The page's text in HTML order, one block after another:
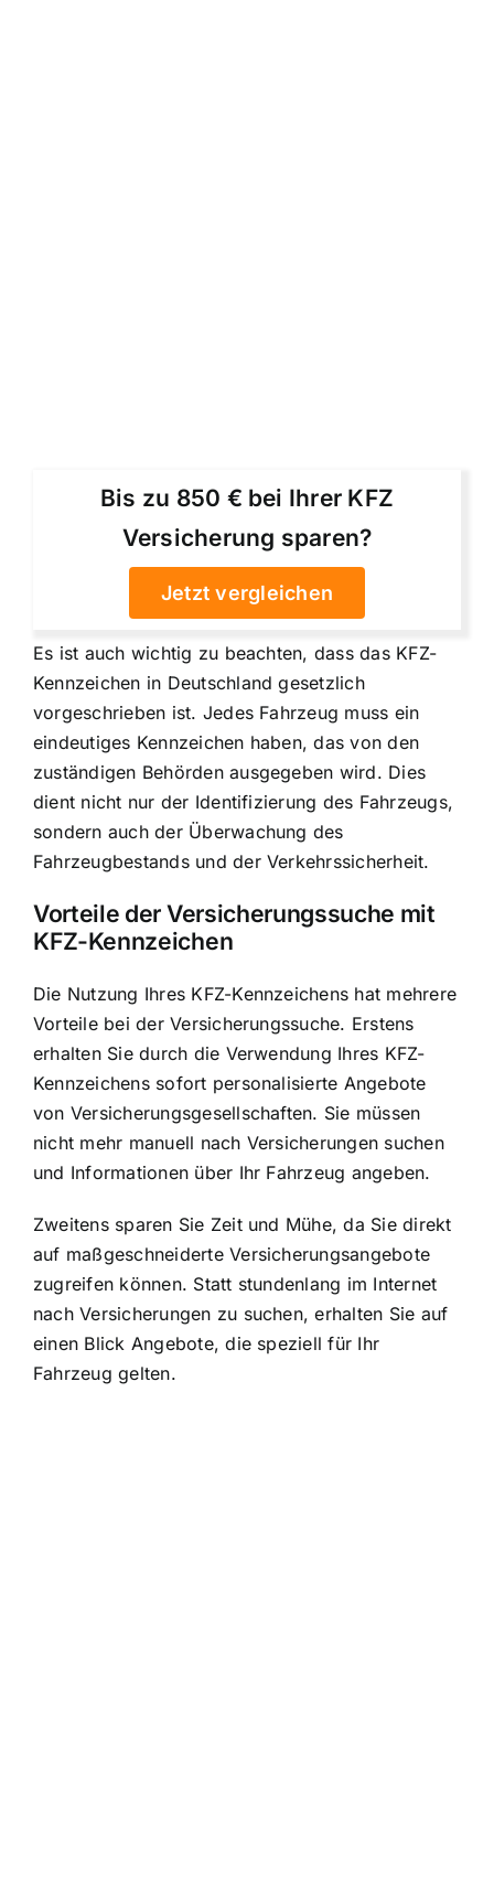
Bis zu 850 € bei Ihrer KFZ
Versicherung sparen?
Jetzt vergleichen
Es ist auch wichtig zu beachten, dass das KFZ-
Kennzeichen in Deutschland gesetzlich
vorgeschrieben ist. Jedes Fahrzeug muss ein
eindeutiges Kennzeichen haben, das von den
zuständigen Behörden ausgegeben wird. Dies
dient nicht nur der Identifizierung des Fahrzeugs,
sondern auch der Überwachung des
Fahrzeugbestands und der Verkehrssicherheit.
Vorteile derVersicherungssuche mit
KFZ-Kennzeichen
Die Nutzung Ihres KFZ-Kennzeichens hat mehrere
Vorteile bei der Versicherungssuche. Erstens
erhalten Sie durch die Verwendung Ihres KFZ-
Kennzeichens sofort personalisierte Angebote
von Versicherungsgesellschaften. Sie müssen
nicht mehr manuell nach Versicherungen suchen
und Informationen über Ihr Fahrzeug angeben.
Zweitens sparen Sie Zeit und Mühe, da Sie direkt
auf maßgeschneiderte Versicherungsangebote
zugreifen können. Statt stundenlang im Internet
nach Versicherungen zu suchen, erhalten Sie auf
einen Blick Angebote, die speziell für Ihr
Fahrzeug gelten.